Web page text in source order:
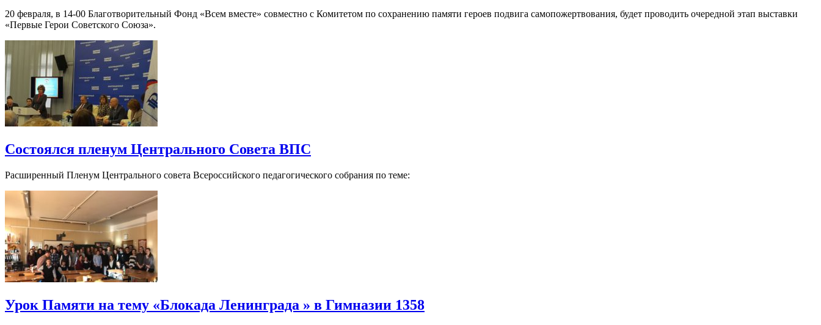
20 февраля, в 14-00 Благотворительный Фонд «Всем вместе» совместно с Комитетом по сохранению памяти героев подвига самопожертвования, будет проводить очередной этап выставки
«Первые Герои Советского Союза».
Состоялся пленум Центрального Совета ВПС
Расширенный Пленум Центрального совета Всероссийского педагогического собрания по теме:
Урок Памяти на тему «Блокада Ленинграда » в Гимназии 1358